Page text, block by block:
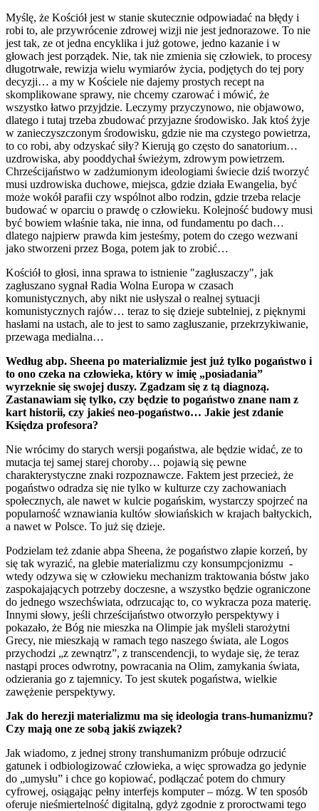
Myślę, że Kościół jest w stanie skutecznie odpowiadać na błędy i
robi to, ale przywrócenie zdrowej wizji nie jest jednorazowe. To nie
jest tak, ze ot jedna encyklika i już gotowe, jedno kazanie i w
głowach jest porządek. Nie, tak nie zmienia się człowiek, to procesy
długotrwałe, rewizja wielu wymiarów życia, podjętych do tej pory
decyzji… a my w Kościele nie dajemy prostych recept na
skomplikowane sprawy, nie chcemy czarować i mówić, że
wszystko łatwo przyjdzie. Leczymy przyczynowo, nie objawowo,
dlatego i tutaj trzeba zbudować przyjazne środowisko. Jak ktoś żyje
w zanieczyszczonym środowisku, gdzie nie ma czystego powietrza,
to co robi, aby odzyskać siły? Kierują go często do sanatorium…
uzdrowiska, aby pooddychał świeżym, zdrowym powietrzem.
Chrześcijaństwo w zadżumionym ideologiami świecie dziś tworzyć
musi uzdrowiska duchowe, miejsca, gdzie działa Ewangelia, być
może wokół parafii czy wspólnot albo rodzin, gdzie trzeba relacje
budować w oparciu o prawdę o człowieku. Kolejność budowy musi
być bowiem właśnie taka, nie inna, od fundamentu po dach…
dlatego najpierw prawda kim jesteśmy, potem do czego wezwani
jako stworzeni przez Boga, potem jak to zrobić…
Kościół to głosi, inna sprawa to istnienie "zagłuszaczy", jak
zagłuszano sygnał Radia Wolna Europa w czasach
komunistycznych, aby nikt nie usłyszał o realnej sytuacji
komunistycznych rajów… teraz to się dzieje subtelniej, z pięknymi
hasłami na ustach, ale to jest to samo zagłuszanie, przekrzykiwanie,
przewaga medialna…
Według abp. Sheena po materializmie jest już tylko pogaństwo i
to ono czeka na człowieka, który w imię „posiadania”
wyrzeknie się swojej duszy. Zgadzam się z tą diagnozą.
Zastanawiam się tylko, czy będzie to pogaństwo znane nam z
kart historii, czy jakieś neo-pogaństwo… Jakie jest zdanie
Księdza profesora?
Nie wrócimy do starych wersji pogaństwa, ale będzie widać, ze to
mutacja tej samej starej choroby… pojawią się pewne
charakterystyczne znaki rozpoznawcze. Faktem jest przecież, że
pogaństwo odradza się nie tylko w kulturze czy zachowaniach
społecznych, ale nawet w kulcie pogańskim, wystarczy spojrzeć na
popularność wznawiania kultów słowiańskich w krajach bałtyckich,
a nawet w Polsce. To już się dzieje.
Podzielam też zdanie abpa Sheena, że pogaństwo złapie korzeń, by
się tak wyrazić, na glebie materializmu czy konsumpcjonizmu -
wtedy odzywa się w człowieku mechanizm traktowania bóstw jako
zaspokajających potrzeby doczesne, a wszystko będzie ograniczone
do jednego wszechświata, odrzucając to, co wykracza poza materię.
Innymi słowy, jeśli chrześcijaństwo otworzyło perspektywy i
pokazało, że Bóg nie mieszka na Olimpie jak myśleli starożytni
Grecy, nie mieszkają w ramach tego naszego świata, ale Logos
przychodzi „z zewnątrz”, z transcendencji, to wydaje się, że teraz
nastąpi proces odwrotny, powracania na Olim, zamykania świata,
odzierania go z tajemnicy. To jest skutek pogaństwa, wielkie
zawężenie perspektywy.
Jak do herezji materializmu ma się ideologia trans-humanizmu?
Czy mają one ze sobą jakiś związek?
Jak wiadomo, z jednej strony transhumanizm próbuje odrzucić
gatunek i odbiologizować człowieka, a więc sprowadza go jedynie
do „umysłu” i chce go kopiować, podłączać potem do chmury
cyfrowej, osiągając pełny interfejs komputer – mózg. W ten sposób
oferuje nieśmiertelność digitalną, gdyż zgodnie z proroctwami tego